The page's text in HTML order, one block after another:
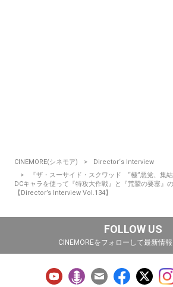
CINEMORE(シネモア)
Director‘s Interview
『ザ・スーサイド・スクワッド “極”悪党、集
DCキャラを使って『特攻大作戦』と『荒鷲の要塞』
【Director’s Interview Vol.134】
FOLLOW US
CINEMOREをフォローして最新情